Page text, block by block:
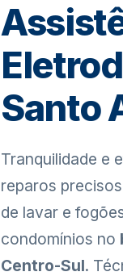
Santo
Tranquilidade e
reparos
de lavar e
condomínios no
Centro-Sul.